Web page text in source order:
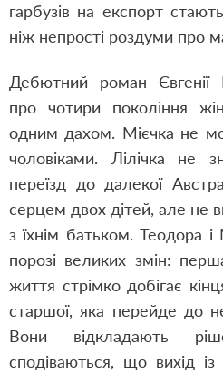
гарбузів на експорт
ніж непрості роздуми про
Дебютний роман Євгенії
про чотири покоління
одним дахом. Мієчка не
чоловіками. Лілічка не
переїзд до далекої
серцем двох дітей, але не
з їхнім батьком. Теодора
порозі великих змін:
життя стрімко добігає
старшої, яка перейде до
Вони відкладають
сподіваються, що вихід із